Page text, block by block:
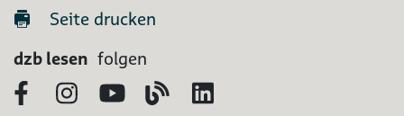
Seite drucken
dzb lesen folgen
FacebookInstagram
YouTubeBlog